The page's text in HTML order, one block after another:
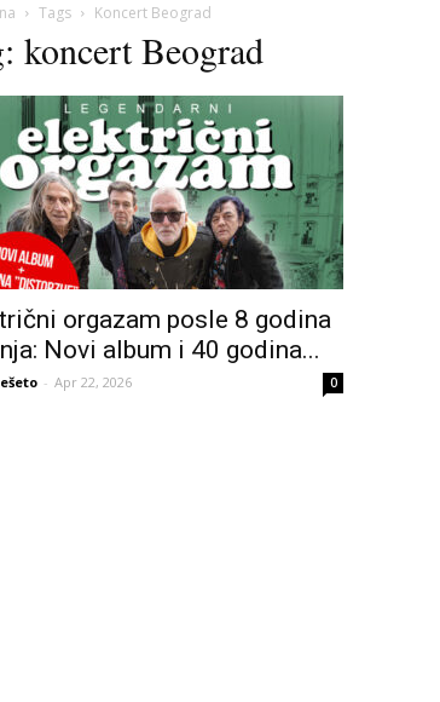
Tags Koncert Beograd
koncert Beograd
orgazam posle 8 godina
Novi album i 40 godina...
- Apr 22, 2026 0